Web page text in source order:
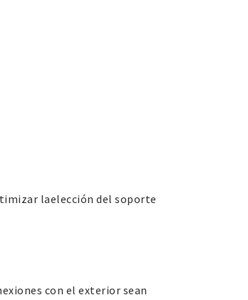
laelección del soporte
con el exterior sean